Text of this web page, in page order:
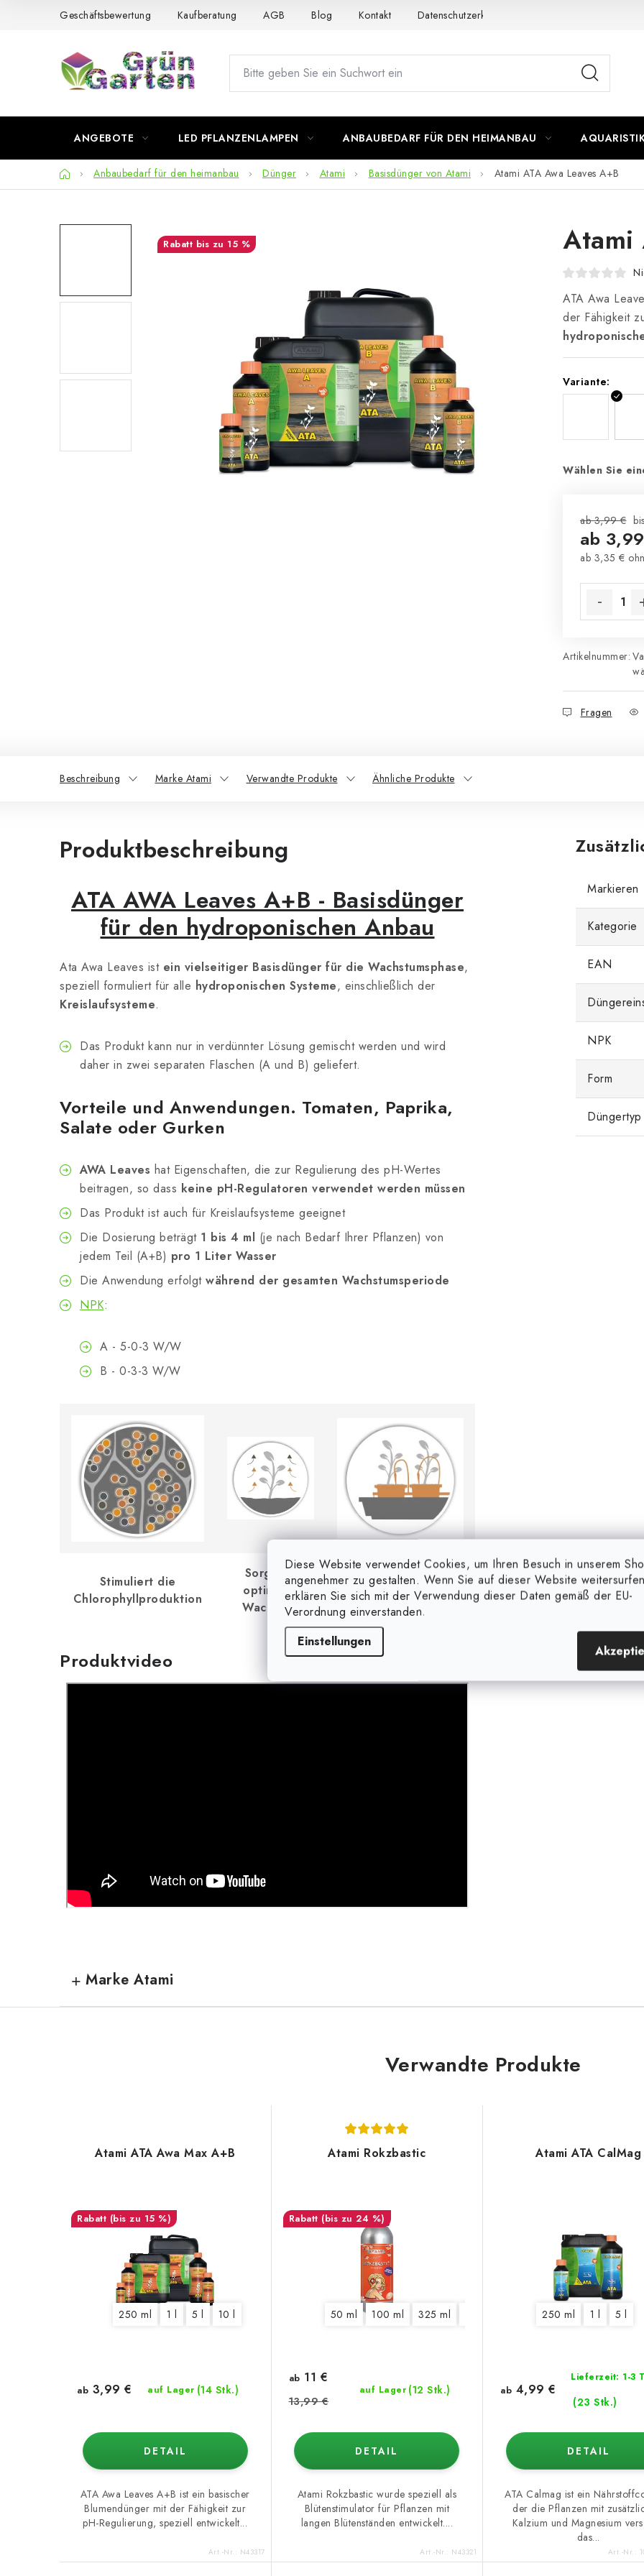
Diese Website verwendet Cookies, um Ihren Besuch in unserem
angenehmer zu gestalten. Wenn Sie auf dieser Website
erklären Sie sich mit der Verwendung dieser Daten gemäß der EU-
Verordnung einverstanden.
Einstellungen
Geschäftsbewertung Kaufberatung AGB Blog Kontakt Datenschutzerklärung
ANGEBOTE LED PFLANZENLAMPEN ANBAUBEDARF FÜR DEN HEIMANBAU
StartseiteAnbaubedarf für den heimanbau Dünger Atami Basisdünger von Atami Atami ATA Awa Leaves A+B
Atami
ATA Awa
der Fähigkeit
Variante:
Wählen Sie
ab 3,99 €
ab
ab 3,35 €
Artikelnummer:
Fragen
bis zu 15 %
Beschreibung Marke Atami Verwandte Produkte Ähnliche Produkte
Produktbeschreibung
ATA AWA Leaves A+B - Basisdünger
für den hydroponischen Anbau
Ata Awa Leaves ist ein vielseitiger Basisdünger für die Wachstumsphase,
speziell formuliert für alle hydroponischen Systeme, einschließlich der
Kreislaufsysteme.
Das Produkt kann nur in verdünnter Lösung gemischt werden und wird
daher in zwei separaten Flaschen (A und B) geliefert.
Vorteile und Anwendungen. Tomaten, Paprika,
Salate oder Gurken
AWA Leaves hat Eigenschaften, die zur Regulierung des pH-Wertes
beitragen, so dass keine pH-Regulatoren verwendet werden müssen
Das Produkt ist auch für Kreislaufsysteme geeignet
Die Dosierung beträgt 1 bis 4 ml (je nach Bedarf Ihrer Pflanzen) von
jedem Teil (A+B) pro 1 Liter Wasser
Die Anwendung erfolgtwährend der gesamten Wachstumsperiode
NPK:
A - 5-0-3 W/W
B - 0-3-3 W/W
Stimuliert die
Chlorophyllproduktion
Sorgt für
optimales
Wachstum
Geeignet für alle
Bewässerungssysteme
Produktvideo
Markieren
Kategorie
EAN
NPK
Form
Düngertyp
Marke Atami
Verwandte Produkte
Atami ATA Awa Max A+B
(bis zu 15 %)
250 ml 1 l 5 l 10 l
auf Lager (14 Stk.)
ab 3,99 €
DETAIL
ATA Awa Leaves A+B ist ein basischer
Blumendünger mit der Fähigkeit zur
pH-Regulierung, speziell entwickelt...
Art.-Nr.: N43317
Atami Rokzbastic
(bis zu 24 %)
50 ml 100 ml 325 ml 10 l
auf Lager (12 Stk.)
ab 11 €
13,99 €
DETAIL
Atami Rokzbastic wurde speziell als
Blütenstimulator für Pflanzen mit
langen Blütenständen entwickelt....
Art.-Nr.: N43321
Atami ATA CalMag
250 ml 1 l 5 l
Lieferzeit: 1-3
(23 Stk.)
ab 4,99 €
DETAIL
ATA Calmag ist ein
der die Pflanzen mit
Kalzium und Magnesium
das...
Art.-Nr.: